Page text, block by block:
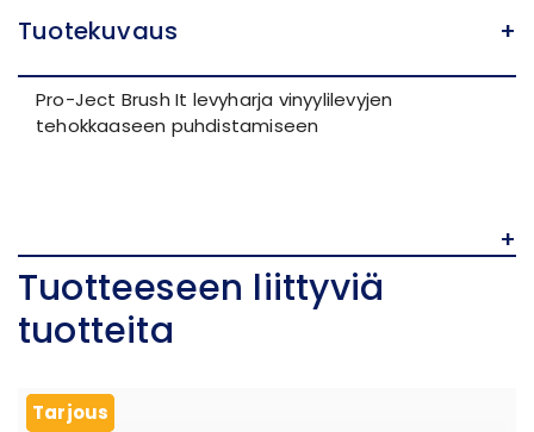
Tuotekuvaus +
Pro-Ject Brush It levyharja vinyylilevyjen
tehokkaaseen puhdistamiseen
+
Tuotteeseen liittyviä
tuotteita
Tarjous
Tarjous